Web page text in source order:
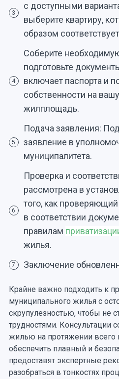
3
с доступными
выберите квартиру,
образом
4
Соберите
подготовьте
включает паспорта и
собственности на
жилплощадь.
5
Подача заявления:
заявление в
муниципалитета.
6
Проверка и
рассмотрена в
того, как
в соответствии
правилам
жилья.
7 Заключение
Крайне важно подходить к
муниципального жилья с
скрупулезностью, чтобы не
трудностями. Консультации
жилью на протяжении всего
обеспечить плавный и
предоставят экспертные
разобраться в тонкостях